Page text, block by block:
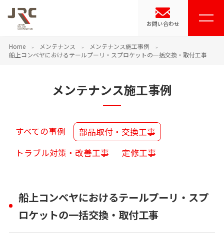
お問い合わせ
Home メンテナンス
メンテナンス施工事例
船上コンベヤにおけるテールプーリ・スプロケットの一括交換・取付工事
メンテナンス施工事例
すべての事例
部品取付・交換工事
トラブル対策・改善工事
定修工事
船上コンベヤにおけるテールプーリ・スプ
ロケットの一括交換・取付工事